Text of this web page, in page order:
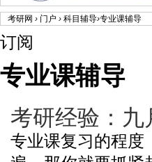
考研网 › 门户 › 科目辅导›专业课辅导
订阅
专业课辅导
考研经验：
专业课复习的程